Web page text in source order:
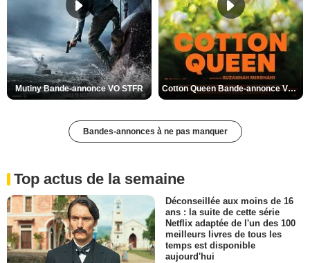
Mutiny Bande-annonce VO STFR Cotton Queen Bande-annonce VO STFR
Bandes-annonces à ne pas manquer
Top actus de la semaine
Déconseillée aux moins de 16
ans : la suite de cette série
Netflix adaptée de l'un des 100
meilleurs livres de tous les
temps est disponible
aujourd'hui